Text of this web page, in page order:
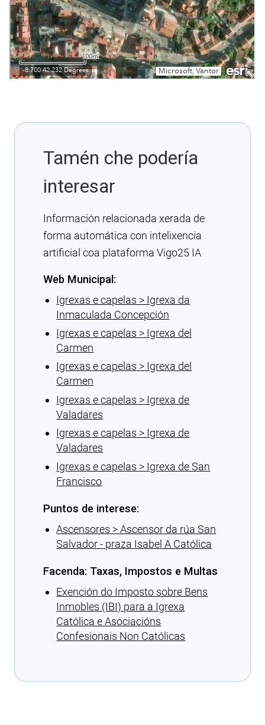
Tamén che podería
interesar
Información relacionada xerada de
forma automática con intelixencia
artificial coa plataforma Vigo25 IA
Web Municipal:
Igrexas e capelas > Igrexa da
Inmaculada Concepción
Igrexas e capelas > Igrexa del
Carmen
Igrexas e capelas > Igrexa del
Carmen
Igrexas e capelas > Igrexa de
Valadares
Igrexas e capelas > Igrexa de
Valadares
Igrexas e capelas > Igrexa de San
Francisco
Puntos de interese:
Ascensores > Ascensor da rúa San
Salvador - praza Isabel A Católica
Facenda: Taxas, Impostos e Multas
Exención do Imposto sobre Bens
Inmobles (IBI) para a Igrexa
Católica e Asociacións
Confesionais Non Católicas